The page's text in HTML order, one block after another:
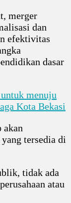
merger
dan
efektivitas
dasar
menuju
Kota Bekasi
akan
tersedia di
tidak ada
atau